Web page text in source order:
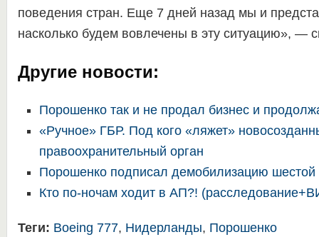
поведения стран. Еще 7 дней назад мы и
насколько будем вовлечены в эту ситуацию», —
Другие новости:
Порошенко так и не продал бизнес и
«Ручное» ГБР. Под кого «ляжет»
правоохранительный орган
Порошенко подписал демобилизацию
Кто по-ночам ходит в АП?!
Теги: Boeing 777, Нидерланды, Порошенко